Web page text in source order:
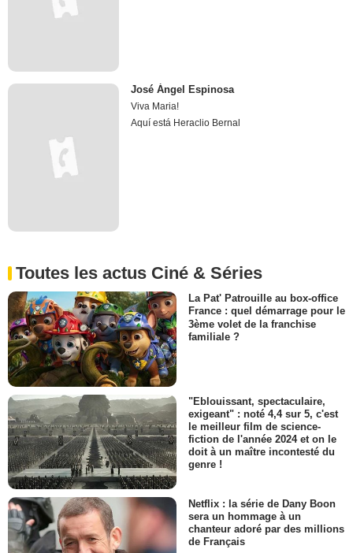
José Ángel Espinosa
Viva Maria!
Aquí está Heraclio Bernal
Toutes les actus Ciné & Séries
La Pat' Patrouille au box-office
France : quel démarrage pour le
3ème volet de la franchise
familiale ?
"Eblouissant, spectaculaire,
exigeant" : noté 4,4 sur 5, c'est
le meilleur film de science-
fiction de l'année 2024 et on le
doit à un maître incontesté du
genre !
Netflix : la série de Dany Boon
sera un hommage à un
chanteur adoré par des millions
de Français